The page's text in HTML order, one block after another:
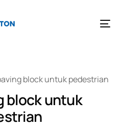
block untuk pedestrian
block untuk